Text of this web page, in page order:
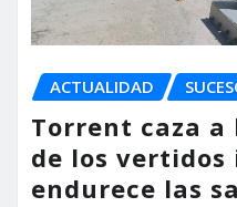
ACTUALIDAD
Torrent caza a
de los vertidos
endurece las